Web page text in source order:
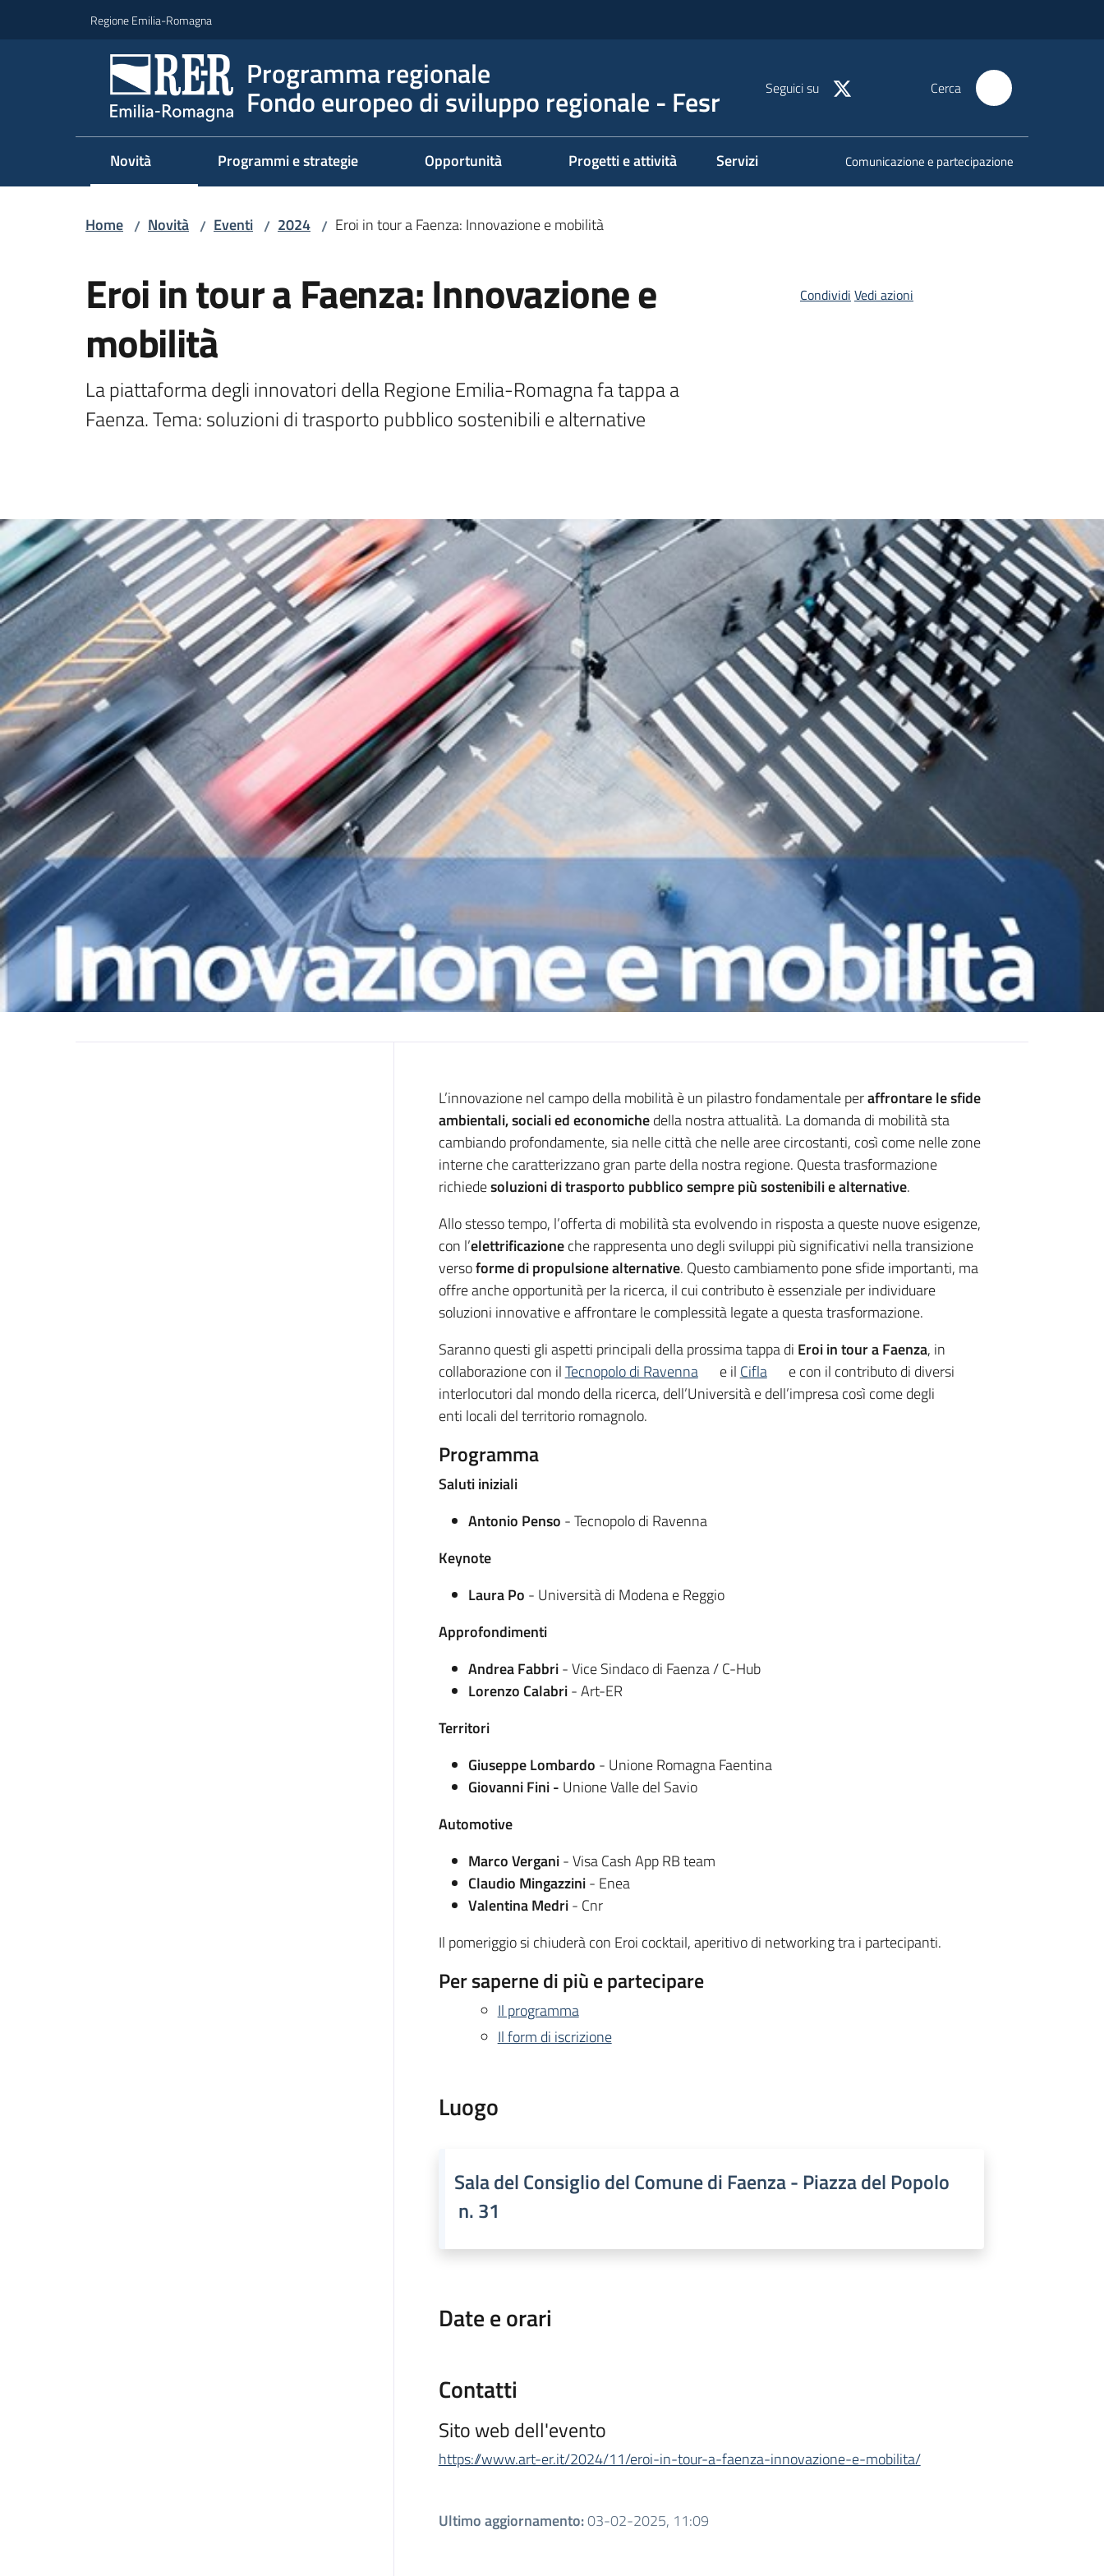
Regione Emilia-Romagna
Programma regionale
Fondo europeo di sviluppo regionale - Fesr Seguici su Cerca
Novità Programmi e strategie Opportunità Progetti e attività Servizi Comunicazione e partecipazione
Home / Novità / Eventi / 2024 / Eroi in tour a Faenza: Innovazione e mobilità
Eroi in tour a Faenza: Innovazione e
mobilità
La piattaforma degli innovatori della Regione Emilia-Romagna fa tappa a
Faenza. Tema: soluzioni di trasporto pubblico sostenibili e alternative
Condividi Vedi azioni
Cos'è
L’innovazione nel campo della mobilità è un pilastro fondamentale peraffrontare le sfide
ambientali, sociali ed economichedella nostra attualità. La domanda di mobilità sta
cambiando profondamente, sia nelle città che nelle aree circostanti, così come nelle zone
interne che caratterizzano gran parte della nostra regione. Questa trasformazione
richiedesoluzioni di trasporto pubblico sempre più sostenibili e alternative.
Allo stesso tempo, l’offerta di mobilità sta evolvendo in risposta a queste nuove esigenze,
con l’elettrificazioneche rappresenta uno degli sviluppi più significativi nella transizione
versoforme di propulsione alternative. Questo cambiamento pone sfide importanti, ma
offre anche opportunità per la ricerca, il cui contributo è essenziale per individuare
soluzioni innovative e affrontare le complessità legate a questa trasformazione.
Saranno questi gli aspetti principali della prossima tappa di Eroi in tour a Faenza, in
collaborazione con ilTecnopolo di Ravenna e il Cifla
e con il contributo di diversi
interlocutori dal mondo della ricerca, dell’Università e dell’impresa così come degli
enti locali del territorio romagnolo.
Programma
Saluti iniziali
Antonio Penso - Tecnopolo di Ravenna
Keynote
Laura Po - Università di Modena e Reggio
Approfondimenti
Andrea Fabbri- Vice Sindaco di Faenza / C-Hub
Lorenzo Calabri- Art-ER
Territori
Giuseppe Lombardo - Unione Romagna Faentina
Giovanni Fini - Unione Valle del Savio
Automotive
Marco Vergani- Visa Cash App RB team
Claudio Mingazzini- Enea
Valentina Medri- Cnr
Il pomeriggio si chiuderà con Eroi cocktail, aperitivo di networking tra i partecipanti.
Per saperne di più e partecipare
Il programma
Il form di iscrizione
Luogo
Sala del Consiglio del Comune di Faenza - Piazza del Popolo
n. 31
Date e orari
Contatti
Sito web dell'evento
https://www.art-er.it/2024/11/eroi-in-tour-a-faenza-innovazione-e-mobilita/
Ultimo aggiornamento:03-02-2025, 11:09